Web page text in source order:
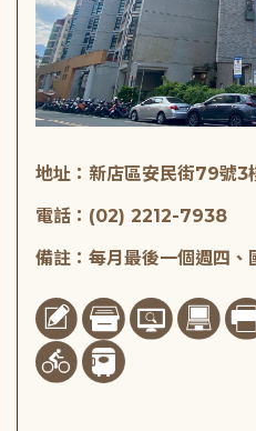
地址：新店區安民街79號3
電話：(02) 2212-7938
備註：每月最後一個週四、